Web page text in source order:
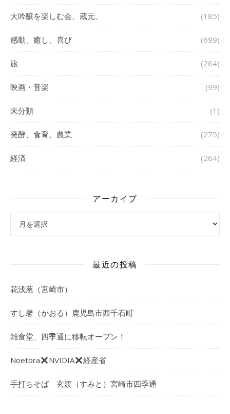
大吟醸を楽しむ会、蔵元、 (185)
感動、癒し、喜び (699)
旅 (264)
映画・音楽 (99)
未分類 (1)
発酵、食育、農業 (275)
経済 (264)
アーカイブ
最近の投稿
花浅葱（宮崎市）
すし馨（かおる）鹿児島市西千石町
雑食堂、四季通に移転オープン！
Noetora NVIDIA 経産省
手打ちそば 玄渡（すみと）宮崎市四季通